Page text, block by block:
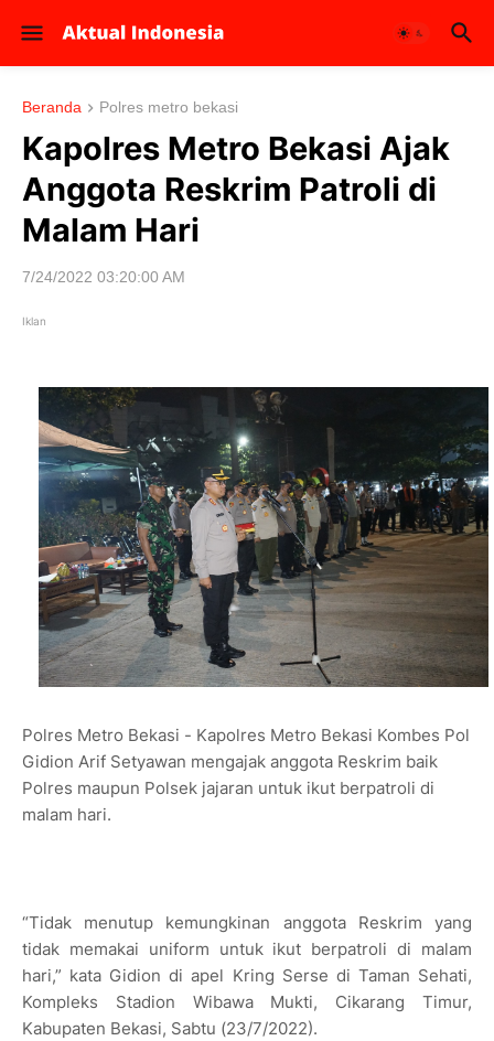
Beranda Polres metro bekasi
Kapolres Metro Bekasi Ajak
Anggota Reskrim Patroli di
Malam Hari
7/24/2022 03:20:00 AM
Iklan
Polres Metro Bekasi - Kapolres Metro Bekasi Kombes Pol
Gidion Arif Setyawan mengajak anggota Reskrim baik
Polres maupun Polsek jajaran untuk ikut berpatroli di
malam hari.
“Tidak menutup kemungkinan anggota Reskrim yang
tidak memakai uniform untuk ikut berpatroli di malam
hari,” kata Gidion di apel Kring Serse di Taman Sehati,
Kompleks Stadion Wibawa Mukti, Cikarang Timur,
Kabupaten Bekasi, Sabtu (23/7/2022).